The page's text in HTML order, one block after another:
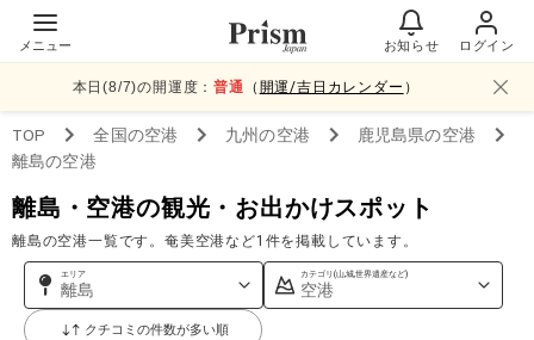
メニュー お知らせ ログイン
本日(8/7)の開運度：普通 （ 開運/吉日カレンダー ）
TOP 全国の空港 九州の空港 鹿児島県の空港
離島の空港
離島・空港の観光・お出かけスポット
離島の空港一覧です。奄美空港など1件を掲載しています。
エリア
離島
カテゴリ(山,城,世界遺産など)
空港
クチコミの件数が多い順